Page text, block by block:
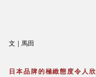
文｜馬田
日本品牌的極緻態度令人欣